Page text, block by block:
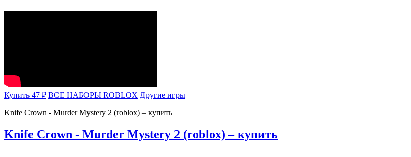
Купить 47 ₽ ВСЕ НАБОРЫ ROBLOX Другие игры
Knife Crown - Murder Mystery 2 (roblox) – купить
Knife Crown - Murder Mystery 2 (roblox) – купить